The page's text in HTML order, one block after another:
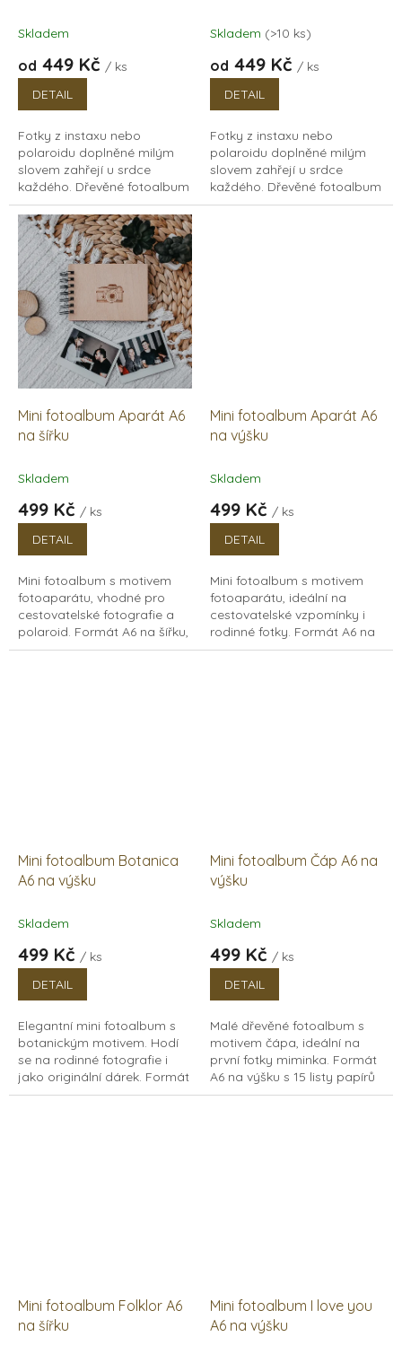
Skladem
od 449 Kč / ks
DETAIL
Fotky z instaxu nebo
polaroidu doplněné milým
slovem zahřejí u srdce
každého. Dřevěné fotoalbum
s kroužkovou vazbou na
klasické fotky, z polaroidu
nebo instaxu. Uvnitř najdete...
Skladem (>10 ks)
od 449 Kč / ks
DETAIL
Fotky z instaxu nebo
polaroidu doplněné milým
slovem zahřejí u srdce
každého. Dřevěné fotoalbum
s kroužkovou vazbou na
Mini fotoalbum Aparát A6
na šířku
Skladem
499 Kč / ks
DETAIL
Mini fotoalbum s motivem
fotoaparátu, vhodné pro
cestovatelské fotografie a
polaroid. Formát A6 na šířku,
15 listů papírů v bílé a černé
Mini fotoalbum Aparát A6
na výšku
Skladem
499 Kč / ks
DETAIL
Mini fotoalbum s motivem
fotoaparátu, ideální na
cestovatelské vzpomínky i
rodinné fotky. Formát A6 na
výšku, 15 listů papírů v bílé
Mini fotoalbum Botanica
A6 na výšku
Skladem
499 Kč / ks
DETAIL
Elegantní mini fotoalbum s
botanickým motivem. Hodí
se na rodinné fotografie i
jako originální dárek. Formát
A6 na výšku, 15 listů papírů v
Mini fotoalbum Čáp A6 na
výšku
Skladem
499 Kč / ks
DETAIL
Malé dřevěné fotoalbum s
motivem čápa, ideální na
první fotky miminka. Formát
A6 na výšku s 15 listy papírů
v bílé i černé barvě, vhodné
Mini fotoalbum Folklor A6
na šířku
Mini fotoalbum I love you
A6 na výšku